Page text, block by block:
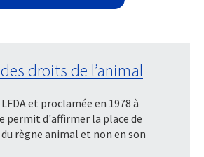
droits de l’animal
et proclamée en 1978 à
permit d'affirmer la place de
règne animal et non en son